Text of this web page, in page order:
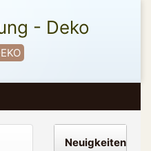
- Deko
Neuigkeiten